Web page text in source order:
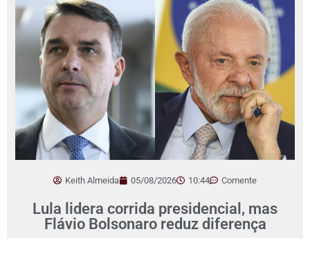
Keith Almeida 05/08/2026 10:44 Comente
Lula lidera corrida presidencial, mas
Flávio Bolsonaro reduz diferença